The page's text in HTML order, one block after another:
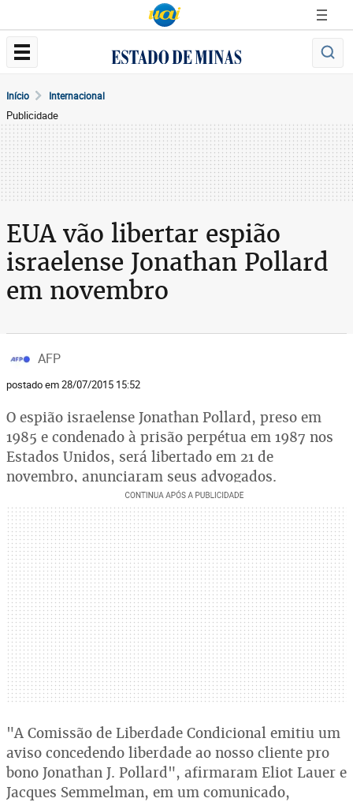
Início Internacional
Publicidade
EUA vão libertar espião
israelense Jonathan Pollard
em novembro
AFP
postado em 28/07/2015 15:52
O espião israelense Jonathan Pollard, preso em
1985 e condenado à prisão perpétua em 1987 nos
Estados Unidos, será libertado em 21 de
novembro, anunciaram seus advogados.
"A Comissão de Liberdade Condicional emitiu um
aviso concedendo liberdade ao nosso cliente pro
bono Jonathan J. Pollard", afirmaram Eliot Lauer e
Jacques Semmelman, em um comunicado,